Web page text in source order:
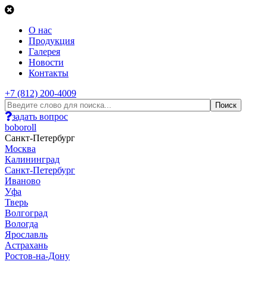
О нас
Продукция
Галерея
Новости
Контакты
+7 (812) 200-4009
задать вопрос
boboroll
Санкт-Петербург
Москва
Калининград
Санкт-Петербург
Иваново
Уфа
Тверь
Волгоград
Вологда
Ярославль
Астрахань
Ростов-на-Дону